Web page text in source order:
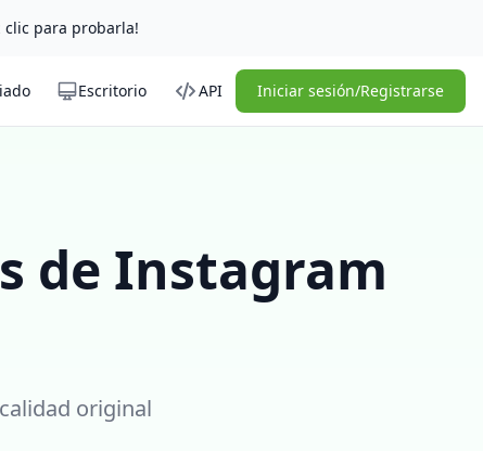
clic para probarla!
Escritorio API Iniciar sesión/Registrarse
de Instagram
original